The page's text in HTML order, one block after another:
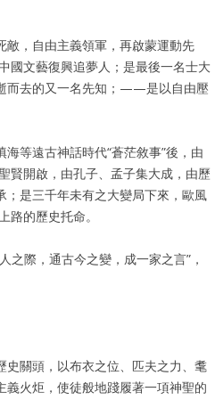
敵，自由主義領軍，再啟蒙運動先
國文藝復興追夢人；是最後一名士大
而去的又一名先知；——是以自由壓
等遠古神話時代“蒼茫敘事”後，由
賢開啟，由孔子、孟子集大成，由歷
是三千年未有之大變局下來，歐風
的歷史托命。
之際，通古今之變，成一家之言”，
關頭，以布衣之位、匹夫之力、耄
火炬，使徒般地踐履著一項神聖的